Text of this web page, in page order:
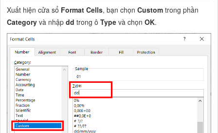
Xuất hiện cửa sổ Format Cells, bạn chọnCustom trong phần
Category và nhậpdd trong ôType và chọnOK.